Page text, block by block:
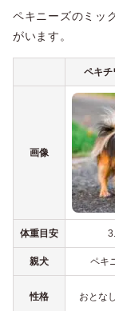
＠totomaru.chacha
ペキニーズのミッ
がいます。
ペキチ
画像
体重目安
親犬 ペキ
性格 おとな